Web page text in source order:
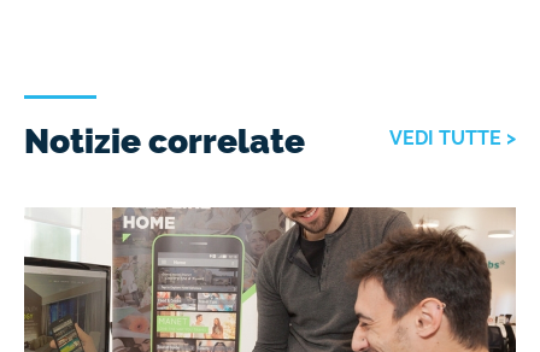
Notizie correlate VEDI TUTTE >